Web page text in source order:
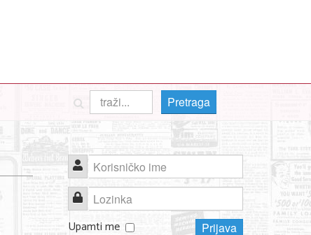
Pretraga
Korisničko ime
Lozinka
Upamti me
Prijava